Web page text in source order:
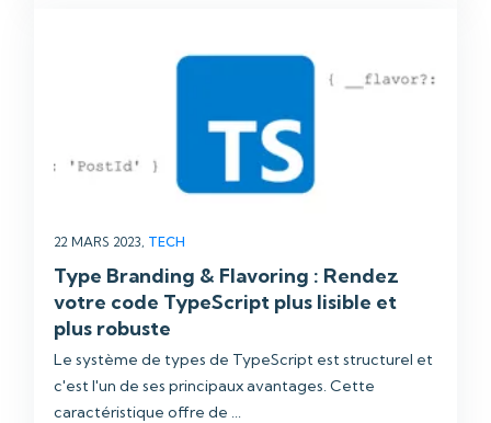
22 MARS 2023, TECH
Type Branding & Flavoring : Rendez
votre code TypeScript plus lisible et
plus robuste
Le système de types de TypeScript est structurel et
c'est l'un de ses principaux avantages. Cette
caractéristique offre de ...